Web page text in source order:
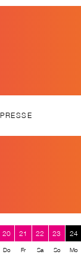
PRESSE
20
Do
21
Fr
22
Sa
23
So
24
Mo